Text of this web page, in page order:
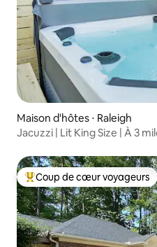
Maison d'hôtes ⋅ Raleigh
Jacuzzi | Lit King Size | À 3
Coups de cœur voyageurs
Coup de cœur voyageurs